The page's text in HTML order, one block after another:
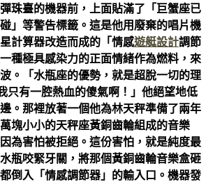
珠臺的機器前，上面貼滿了「巨蟹座已
」等警告標籤。這是他用廢棄的唱片機
計算器改造而成的「情感遊艇設計調節
種極具感染力的正面情緒作為燃料，來
。「水瓶座的優勢，就是超脫一切的理
只有一腔熱血的傻氣啊！」他絕望地低
。那裡放著一個他為林天秤準備了兩年
塊小小的天秤座黃銅齒輪組成的音樂
為害怕被拒絕。這份害怕，就是純度最
瓶咬緊牙關，將那個黃銅齒輪音樂盒砸
倒入「情感調節器」的輸入口。機器發